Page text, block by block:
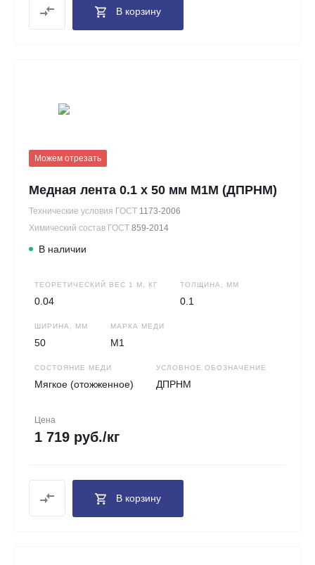
В корзину
Можем отрезать
Медная лента 0.1 х 50 мм М1М (ДПРНМ)
Технические условия ГОСТ 1173-2006
Химический состав ГОСТ 859-2014
В наличии
ТЕОРЕТИЧЕСКИЙ ВЕС 1 М, КГ
0.04
ТОЛЩИНА, ММ
0.1
ШИРИНА, ММ
50
МАРКА МЕДИ
М1
СОСТОЯНИЕ МЕДИ
Мягкое (отожженное)
УСЛОВНОЕ ОБОЗНАЧЕНИЕ
ДПРНМ
Цена
1 719 руб./кг
В корзину